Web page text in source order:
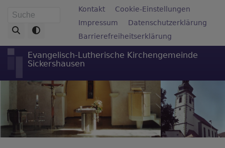
zum
Inhalt
Suche Fußbereichsmenü
Kontakt
Cookie-Einstellungen
Impressum
Datenschutzerklärung
Barrierefreiheitserklärung
Evangelisch-Lutherische Kirchengemeinde
Sickershausen